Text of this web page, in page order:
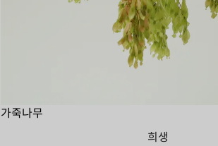
가죽나무
희생